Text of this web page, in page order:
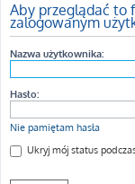
Aby przeglądać to
zalogowanym
Nazwa użytkownika:
Hasło:
Nie pamiętam hasła
Ukryj mój status